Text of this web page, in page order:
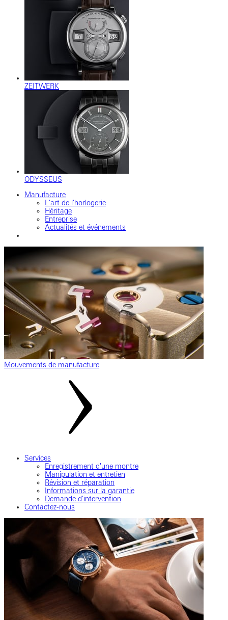
ZEITWERK
ODYSSEUS
Manufacture
L'art de l'horlogerie
Héritage
Entreprise
Actualités et événements
Mouvements de manufacture
Services
Enregistrement d'une montre
Manipulation et entretien
Révision et réparation
Informations sur la garantie
Demande d'intervention
Contactez-nous